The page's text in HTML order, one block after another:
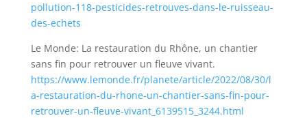
pollution-118-pesticides-retrouves-dans-le-ruisseau-
des-echets
Le Monde: La restauration du Rhône, un chantier
sans fin pour retrouver un fleuve vivant.
https://www.lemonde.fr/planete/article/2022/08/30/l
a-restauration-du-rhone-un-chantier-sans-fin-pour-
retrouver-un-fleuve-vivant_6139515_3244.html